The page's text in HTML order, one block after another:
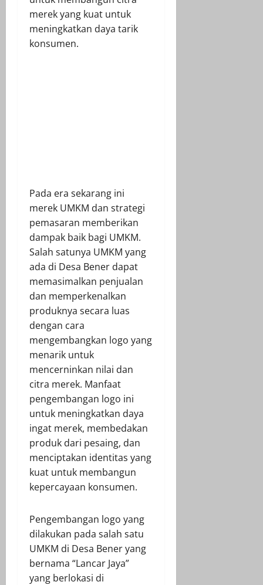
merek yang kuat untuk
meningkatkan daya tarik
konsumen.
Pada era sekarang ini
merek UMKM dan strategi
pemasaran memberikan
dampak baik bagi UMKM.
Salah satunya UMKM yang
ada di Desa Bener dapat
memasimalkan penjualan
dan memperkenalkan
produknya secara luas
dengan cara
mengembangkan logo yang
menarik untuk
mencerninkan nilai dan
citra merek. Manfaat
pengembangan logo ini
untuk meningkatkan daya
ingat merek, membedakan
produk dari pesaing, dan
menciptakan identitas yang
kuat untuk membangun
kepercayaan konsumen.
Pengembangan logo yang
dilakukan pada salah satu
UMKM di Desa Bener yang
bernama “Lancar Jaya”
yang berlokasi di